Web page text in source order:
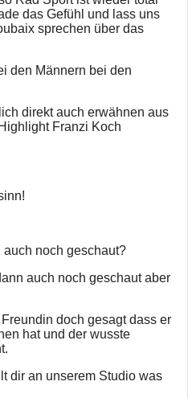
das Gefühl und lass uns
sprechen über das
den Männern bei den
direkt auch erwähnen aus
Franzi Koch
noch geschaut?
auch noch geschaut aber
doch gesagt dass er
hat und der wusste
dir an unserem Studio was